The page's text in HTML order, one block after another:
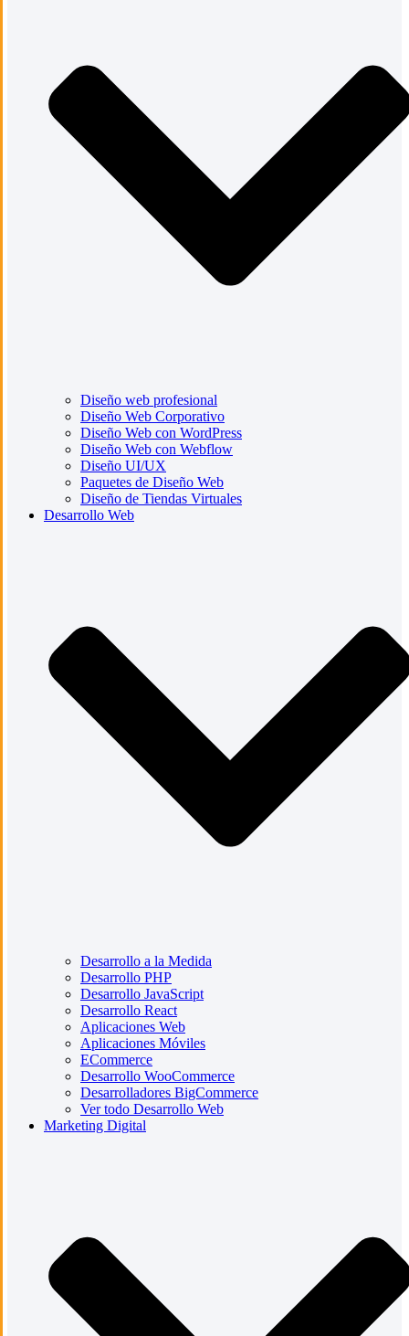
Diseño web profesional
Diseño Web Corporativo
Diseño Web con WordPress
Diseño Web con Webflow
Diseño UI/UX
Paquetes de Diseño Web
Diseño de Tiendas Virtuales
Desarrollo Web
Desarrollo a la Medida
Desarrollo PHP
Desarrollo JavaScript
Desarrollo React
Aplicaciones Web
Aplicaciones Móviles
ECommerce
Desarrollo WooCommerce
Desarrolladores BigCommerce
Ver todo Desarrollo Web
Marketing Digital